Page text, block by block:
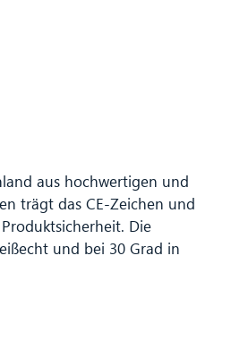
aus hochwertigen und
trägt das CE-Zeichen und
Die
und bei 30 Grad in